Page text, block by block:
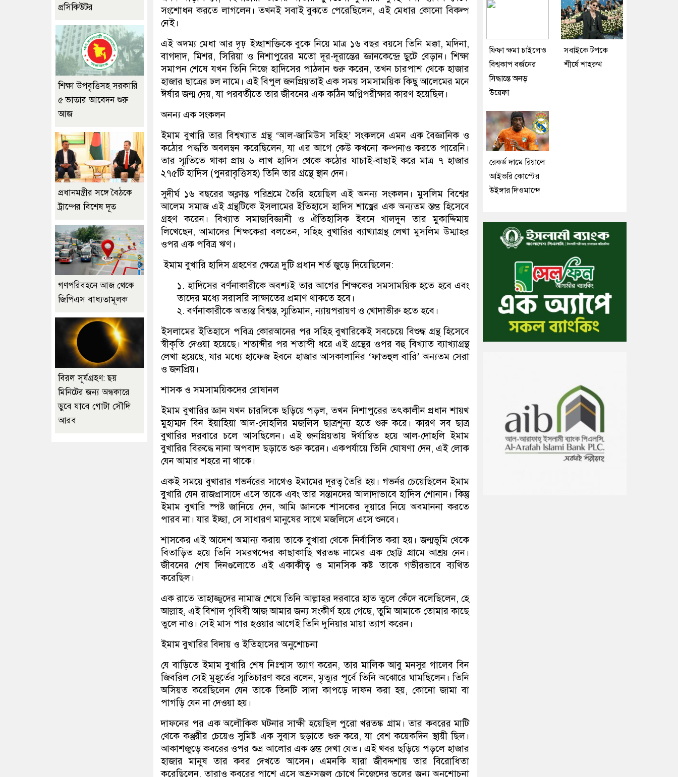
সংশোধন করতে লাগলেন। তখনই সবাই বুঝতে পেরেছিলেন, এই মেধার কোনো বিকল্প
নেই।
এই অদম্য মেধা আর দৃঢ় ইচ্ছাশক্তিকে বুকে নিয়ে মাত্র ১৬ বছর বয়সে তিনি মক্কা, মদিনা,
বাগদাদ, মিশর, সিরিয়া ও নিশাপুরের মতো দূর-দূরান্তের জ্ঞানকেন্দ্রে ছুটে বেড়ান। শিক্ষা
সমাপন শেষে যখন তিনি নিজে হাদিসের পাঠদান শুরু করেন, তখন চারপাশ থেকে হাজার
হাজার ছাত্রের ঢল নামে। এই বিপুল জনপ্রিয়তাই এক সময় সমসাময়িক কিছু আলেমের মনে
ঈর্ষার জন্ম দেয়, যা পরবর্তীতে তার জীবনের এক কঠিন অগ্নিপরীক্ষার কারণ হয়েছিল।
অনন্য এক সংকলন
ইমাম বুখারি তার বিশ্বখ্যাত গ্রন্থ ‘আল-জামিউস সহিহ’ সংকলনে এমন এক বৈজ্ঞানিক ও
কঠোর পদ্ধতি অবলম্বন করেছিলেন, যা এর আগে কেউ কখনো কল্পনাও করতে পারেনি।
তার স্মৃতিতে থাকা প্রায় ৬ লাখ হাদিস থেকে কঠোর যাচাই-বাছাই করে মাত্র ৭ হাজার
২৭৫টি হাদিস (পুনরাবৃত্তিসহ) তিনি তার গ্রন্থে স্থান দেন।
সুদীর্ঘ ১৬ বছরের অক্লান্ত পরিশ্রমে তৈরি হয়েছিল এই অনন্য সংকলন। মুসলিম বিশ্বের
আলেম সমাজ এই গ্রন্থটিকে ইসলামের ইতিহাসে হাদিস শাস্ত্রের এক অন্যতম স্তম্ভ হিসেবে
গ্রহণ করেন। বিখ্যাত সমাজবিজ্ঞানী ও ঐতিহাসিক ইবনে খালদুন তার মুকাদ্দিমায়
লিখেছেন, আমাদের শিক্ষকেরা বলতেন, সহিহ বুখারির ব্যাখ্যাগ্রন্থ লেখা মুসলিম উম্মাহর
ওপর এক পবিত্র ঋণ।
ইমাম বুখারি হাদিস গ্রহণের ক্ষেত্রে দুটি প্রধান শর্ত জুড়ে দিয়েছিলেন:
১. হাদিসের বর্ণনাকারীকে অবশ্যই তার আগের শিক্ষকের সমসাময়িক হতে হবে এবং
তাদের মধ্যে সরাসরি সাক্ষাতের প্রমাণ থাকতে হবে।
২. বর্ণনাকারীকে অত্যন্ত বিশ্বস্ত, স্মৃতিমান, ন্যায়পরায়ণ ও খোদাভীরু হতে হবে।
ইসলামের ইতিহাসে পবিত্র কোরআনের পর সহিহ বুখারিকেই সবচেয়ে বিশুদ্ধ গ্রন্থ হিসেবে
স্বীকৃতি দেওয়া হয়েছে। শতাব্দীর পর শতাব্দী ধরে এই গ্রন্থের ওপর বহু বিখ্যাত ব্যাখ্যাগ্রন্থ
লেখা হয়েছে, যার মধ্যে হাফেজ ইবনে হাজার আসকালানির ‘ফাতহুল বারি’ অন্যতম সেরা
ও জনপ্রিয়।
শাসক ও সমসাময়িকদের রোষানল
ইমাম বুখারির জ্ঞান যখন চারদিকে ছড়িয়ে পড়ল, তখন নিশাপুরের তৎকালীন প্রধান শায়খ
মুহাম্মদ বিন ইয়াহিয়া আল-দোহলির মজলিস ছাত্রশূন্য হতে শুরু করে। কারণ সব ছাত্র
বুখারির দরবারে চলে আসছিলেন। এই জনপ্রিয়তায় ঈর্ষান্বিত হয়ে আল-দোহলি ইমাম
বুখারির বিরুদ্ধে নানা অপবাদ ছড়াতে শুরু করেন। একপর্যায়ে তিনি ঘোষণা দেন, এই লোক
যেন আমার শহরে না থাকে।
একই সময়ে বুখারার গভর্নরের সাথেও ইমামের দূরত্ব তৈরি হয়। গভর্নর চেয়েছিলেন ইমাম
বুখারি যেন রাজপ্রাসাদে এসে তাকে এবং তার সন্তানদের আলাদাভাবে হাদিস শোনান। কিন্তু
ইমাম বুখারি স্পষ্ট জানিয়ে দেন, আমি জ্ঞানকে শাসকের দুয়ারে নিয়ে অবমাননা করতে
পারব না। যার ইচ্ছা, সে সাধারণ মানুষের সাথে মজলিসে এসে শুনবে।
শাসকের এই আদেশ অমান্য করায় তাকে বুখারা থেকে নির্বাসিত করা হয়। জন্মভূমি থেকে
বিতাড়িত হয়ে তিনি সমরখন্দের কাছাকাছি খরতঙ্ক নামের এক ছোট্ট গ্রামে আশ্রয় নেন।
জীবনের শেষ দিনগুলোতে এই একাকীত্ব ও মানসিক কষ্ট তাকে গভীরভাবে ব্যথিত
করেছিল।
এক রাতে তাহাজ্জুদের নামাজ শেষে তিনি আল্লাহর দরবারে হাত তুলে কেঁদে বলেছিলেন, হে
আল্লাহ, এই বিশাল পৃথিবী আজ আমার জন্য সংকীর্ণ হয়ে গেছে, তুমি আমাকে তোমার কাছে
তুলে নাও। সেই মাস পার হওয়ার আগেই তিনি দুনিয়ার মায়া ত্যাগ করেন।
ইমাম বুখারির বিদায় ও ইতিহাসের অনুশোচনা
যে বাড়িতে ইমাম বুখারি শেষ নিঃশ্বাস ত্যাগ করেন, তার মালিক আবু মনসুর গালেব বিন
জিবরিল সেই মুহূর্তের স্মৃতিচারণ করে বলেন, মৃত্যুর পূর্বে তিনি অঝোরে ঘামছিলেন। তিনি
অসিয়ত করেছিলেন যেন তাকে তিনটি সাদা কাপড়ে দাফন করা হয়, কোনো জামা বা
পাগড়ি যেন না দেওয়া হয়।
দাফনের পর এক অলৌকিক ঘটনার সাক্ষী হয়েছিল পুরো খরতঙ্ক গ্রাম। তার কবরের মাটি
থেকে কস্তুরীর চেয়েও সুমিষ্ট এক সুবাস ছড়াতে শুরু করে, যা বেশ কয়েকদিন স্থায়ী ছিল।
আকাশজুড়ে কবরের ওপর শুভ্র আলোর এক স্তম্ভ দেখা যেত। এই খবর ছড়িয়ে পড়লে হাজার
হাজার মানুষ তার কবর দেখতে আসেন। এমনকি যারা জীবদ্দশায় তার বিরোধিতা
করেছিলেন, তারাও কবরের পাশে এসে অশ্রুসজল চোখে নিজেদের ভুলের জন্য অনুশোচনা
প্রসিকিউটর
শিক্ষা উপবৃত্তিসহ সরকারি
৫ ভাতার আবেদন শুরু
আজ
প্রধানমন্ত্রীর সঙ্গে বৈঠকে
ট্রাম্পের বিশেষ দূত
গণপরিবহনে আজ থেকে
জিপিএস বাধ্যতামূলক
বিরল সূর্যগ্রহণ: ছয়
মিনিটের জন্য অন্ধকারে
ডুবে যাবে গোটা সৌদি
আরব
ফিফা ক্ষমা চাইলেও
বিশ্বকাপ বর্জনের
সিদ্ধান্তে অনড়
উয়েফা
সবাইকে টপকে
শীর্ষে শাহরুখ
রেকর্ড দামে রিয়ালে
আইভরি কোস্টের
উইঙ্গার দিওমান্দে